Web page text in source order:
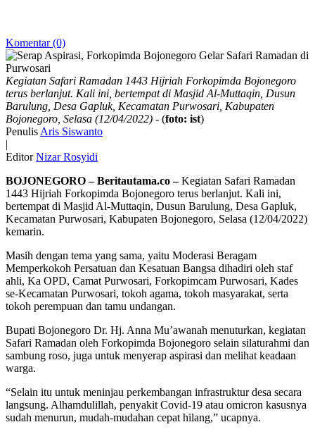
Komentar (0)
Kegiatan Safari Ramadan 1443 Hijriah Forkopimda Bojonegoro
terus berlanjut. Kali ini, bertempat di Masjid Al-Muttaqin, Dusun
Barulung, Desa Gapluk, Kecamatan Purwosari, Kabupaten
Bojonegoro, Selasa (12/04/2022) - (foto: ist)
PenulisAris Siswanto
|
Editor Nizar Rosyidi
BOJONEGORO – Beritautama.co –Kegiatan Safari Ramadan
1443 Hijriah Forkopimda Bojonegoro terus berlanjut. Kali ini,
bertempat di Masjid Al-Muttaqin, Dusun Barulung, Desa Gapluk,
Kecamatan Purwosari, Kabupaten Bojonegoro, Selasa (12/04/2022)
kemarin.
Masih dengan tema yang sama, yaitu Moderasi Beragam
Memperkokoh Persatuan dan Kesatuan Bangsa dihadiri oleh staf
ahli, Ka OPD, Camat Purwosari, Forkopimcam Purwosari, Kades
se-Kecamatan Purwosari, tokoh agama, tokoh masyarakat, serta
tokoh perempuan dan tamu undangan.
Bupati Bojonegoro Dr. Hj. Anna Mu’awanah menuturkan, kegiatan
Safari Ramadan oleh Forkopimda Bojonegoro selain silaturahmi dan
sambung roso, juga untuk menyerap aspirasi dan melihat keadaan
warga.
“Selain itu untuk meninjau perkembangan infrastruktur desa secara
langsung. Alhamdulillah, penyakit Covid-19 atau omicron kasusnya
sudah menurun, mudah-mudahan cepat hilang,” ucapnya.